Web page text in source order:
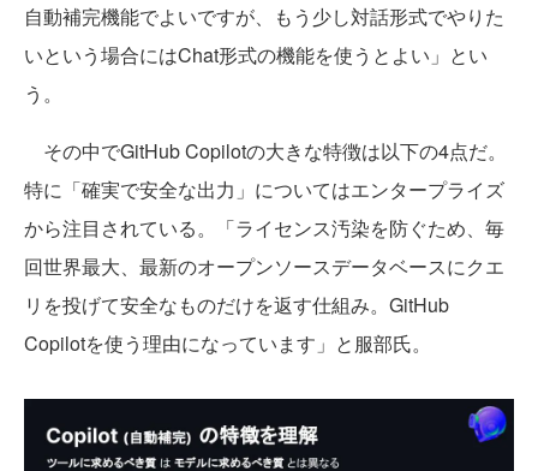
自動補完機能でよいですが、もう少し対話形式でやりた
いという場合にはChat形式の機能を使うとよい」とい
う。
その中でGitHub Copilotの大きな特徴は以下の4点だ。
特に「確実で安全な出力」についてはエンタープライズ
から注目されている。「ライセンス汚染を防ぐため、毎
回世界最大、最新のオープンソースデータベースにクエ
リを投げて安全なものだけを返す仕組み。GitHub
Copilotを使う理由になっています」と服部氏。